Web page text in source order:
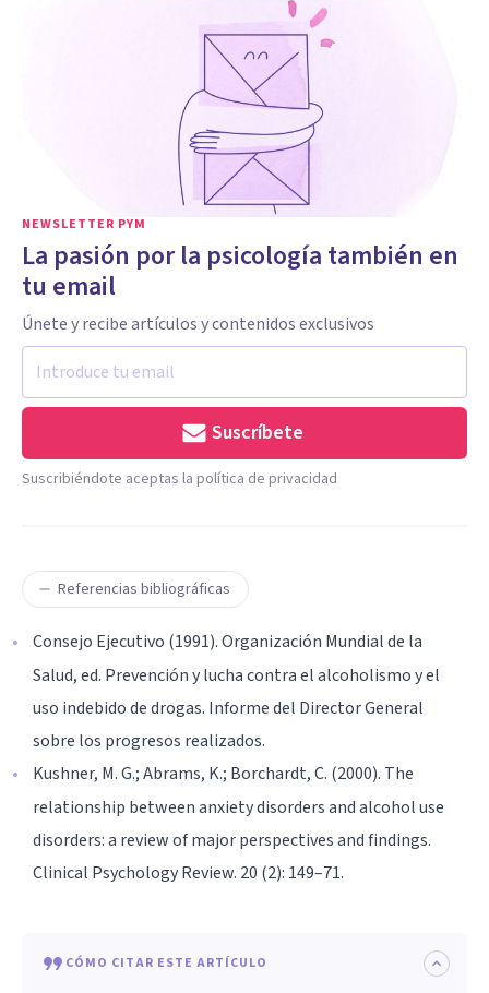
NEWSLETTER PYM
La pasión por la psicología también en
tu email
Únete y recibe artículos y contenidos exclusivos
Suscríbete
Suscribiéndote aceptas la política de privacidad
Referencias bibliográficas
Consejo Ejecutivo (1991). Organización Mundial de la
Salud, ed. Prevención y lucha contra el alcoholismo y el
uso indebido de drogas. Informe del Director General
sobre los progresos realizados.
Kushner, M. G.; Abrams, K.; Borchardt, C. (2000). The
relationship between anxiety disorders and alcohol use
disorders: a review of major perspectives and findings.
Clinical Psychology Review. 20 (2): 149–71.
CÓMO CITAR ESTE ARTÍCULO